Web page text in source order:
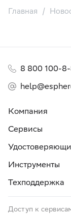
Главная
Компания
Сервисы
Инструменты
Техподдержка
8 800 100-
Доступ к